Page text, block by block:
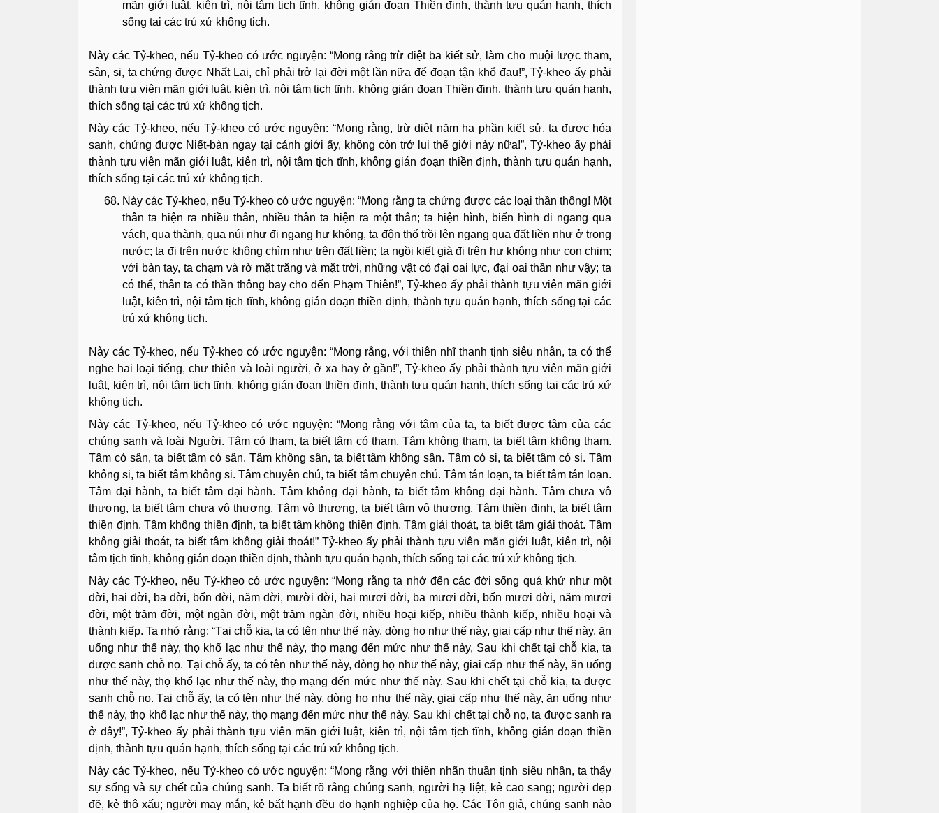
mãn giới luật, kiên trì, nội tâm tịch tĩnh, không gián đoạn Thiền định, thành tựu quán hạnh, thích
sống tại các trú xứ không tịch.
Này các Tỷ-kheo, nếu Tỷ-kheo có ước nguyện: “Mong rằng trừ diệt ba kiết sử, làm cho muội lược tham,
sân, si, ta chứng được Nhất Lai, chỉ phải trở lại đời một lần nữa để đoạn tận khổ đau!”, Tỷ-kheo ấy phải
thành tựu viên mãn giới luật, kiên trì, nội tâm tịch tĩnh, không gián đoạn Thiền định, thành tựu quán hạnh,
thích sống tại các trú xứ không tịch.
Này các Tỷ-kheo, nếu Tỷ-kheo có ước nguyện: “Mong rằng, trừ diệt năm hạ phần kiết sử, ta được hóa
sanh, chứng được Niết-bàn ngay tại cảnh giới ấy, không còn trở lui thế giới này nữa!”, Tỷ-kheo ấy phải
thành tựu viên mãn giới luật, kiên trì, nội tâm tịch tĩnh, không gián đoạn thiền định, thành tựu quán hạnh,
thích sống tại các trú xứ không tịch.
Này các Tỷ-kheo, nếu Tỷ-kheo có ước nguyện: “Mong rằng ta chứng được các loại thần thông! Một
thân ta hiện ra nhiều thân, nhiều thân ta hiện ra một thân; ta hiện hình, biến hình đi ngang qua
vách, qua thành, qua núi như đi ngang hư không, ta độn thổ trồi lên ngang qua đất liền như ở trong
nước; ta đi trên nước không chìm như trên đất liền; ta ngồi kiết già đi trên hư không như con chim;
với bàn tay, ta chạm và rờ mặt trăng và mặt trời, những vật có đại oai lực, đại oai thần như vậy; ta
có thể, thân ta có thần thông bay cho đến Phạm Thiên!”, Tỷ-kheo ấy phải thành tựu viên mãn giới
luật, kiên trì, nội tâm tịch tĩnh, không gián đoạn thiền định, thành tựu quán hạnh, thích sống tại các
trú xứ không tịch.
Này các Tỷ-kheo, nếu Tỷ-kheo có ước nguyện: “Mong rằng, với thiên nhĩ thanh tịnh siêu nhân, ta có thể
nghe hai loại tiếng, chư thiên và loài người, ở xa hay ở gần!”, Tỷ-kheo ấy phải thành tựu viên mãn giới
luật, kiên trì, nội tâm tịch tĩnh, không gián đoạn thiền định, thành tựu quán hạnh, thích sống tại các trú xứ
không tịch.
Này các Tỷ-kheo, nếu Tỷ-kheo có ước nguyện: “Mong rằng với tâm của ta, ta biết được tâm của các
chúng sanh và loài Người. Tâm có tham, ta biết tâm có tham. Tâm không tham, ta biết tâm không tham.
Tâm có sân, ta biết tâm có sân. Tâm không sân, ta biết tâm không sân. Tâm có si, ta biết tâm có si. Tâm
không si, ta biết tâm không si. Tâm chuyên chú, ta biết tâm chuyên chú. Tâm tán loạn, ta biết tâm tán loạn.
Tâm đại hành, ta biết tâm đại hành. Tâm không đại hành, ta biết tâm không đại hành. Tâm chưa vô
thượng, ta biết tâm chưa vô thượng. Tâm vô thượng, ta biết tâm vô thượng. Tâm thiền định, ta biết tâm
thiền định. Tâm không thiền định, ta biết tâm không thiền định. Tâm giải thoát, ta biết tâm giải thoát. Tâm
không giải thoát, ta biết tâm không giải thoát!” Tỷ-kheo ấy phải thành tựu viên mãn giới luật, kiên trì, nội
tâm tịch tĩnh, không gián đoạn thiền định, thành tựu quán hạnh, thích sống tại các trú xứ không tịch.
Này các Tỷ-kheo, nếu Tỷ-kheo có ước nguyện: “Mong rằng ta nhớ đến các đời sống quá khứ như một
đời, hai đời, ba đời, bốn đời, năm đời, mười đời, hai mươi đời, ba mươi đời, bốn mươi đời, năm mươi
đời, một trăm đời, một ngàn đời, một trăm ngàn đời, nhiều hoại kiếp, nhiều thành kiếp, nhiều hoại và
thành kiếp. Ta nhớ rằng: “Tại chỗ kia, ta có tên như thế này, dòng họ như thế này, giai cấp như thế này, ăn
uống như thế này, thọ khổ lạc như thế này, thọ mạng đến mức như thế này, Sau khi chết tại chỗ kia, ta
được sanh chỗ nọ. Tại chỗ ấy, ta có tên như thế này, dòng họ như thế này, giai cấp như thế này, ăn uống
như thế này, thọ khổ lạc như thế này, thọ mạng đến mức như thế này. Sau khi chết tại chỗ kia, ta được
sanh chỗ nọ. Tại chỗ ấy, ta có tên như thế này, dòng họ như thế này, giai cấp như thế này, ăn uống như
thế này, thọ khổ lạc như thế này, thọ mạng đến mức như thế này. Sau khi chết tại chỗ nọ, ta được sanh ra
ở đây!”, Tỷ-kheo ấy phải thành tựu viên mãn giới luật, kiên trì, nội tâm tịch tĩnh, không gián đoạn thiền
định, thành tựu quán hạnh, thích sống tại các trú xứ không tịch.
Này các Tỷ-kheo, nếu Tỷ-kheo có ước nguyện: “Mong rằng với thiên nhãn thuần tịnh siêu nhân, ta thấy
sự sống và sự chết của chúng sanh. Ta biết rõ rằng chúng sanh, người hạ liệt, kẻ cao sang; người đẹp
đẽ, kẻ thô xấu; người may mắn, kẻ bất hạnh đều do hạnh nghiệp của họ. Các Tôn giả, chúng sanh nào